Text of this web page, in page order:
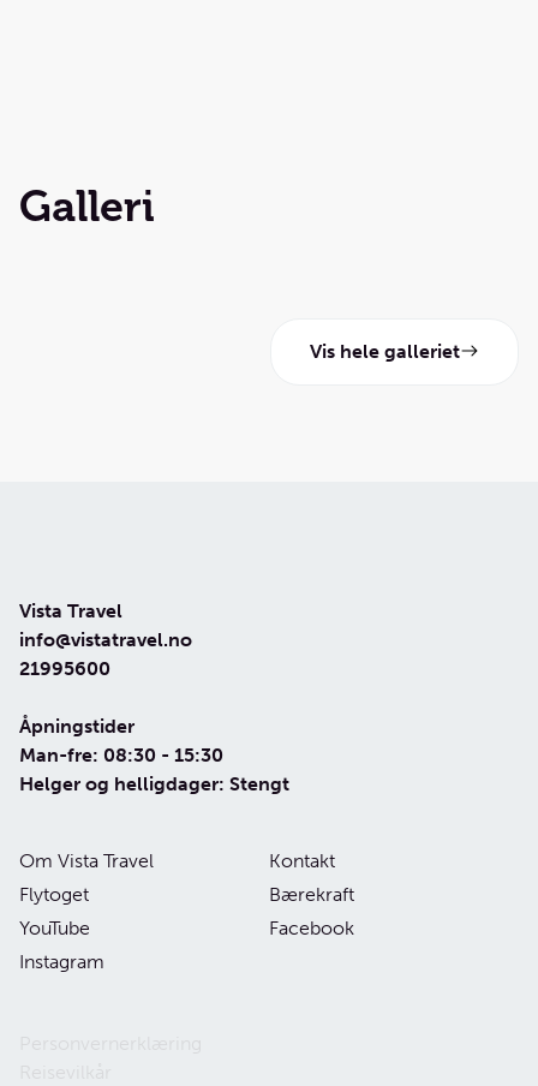
Galleri
Vis hele galleriet
Vista Travel
info@vistatravel.no
21995600
Åpningstider
Man-fre: 08:30 - 15:30
Helger og helligdager: Stengt
Om Vista Travel
Kontakt
Flytoget
Bærekraft
YouTube
Facebook
Instagram